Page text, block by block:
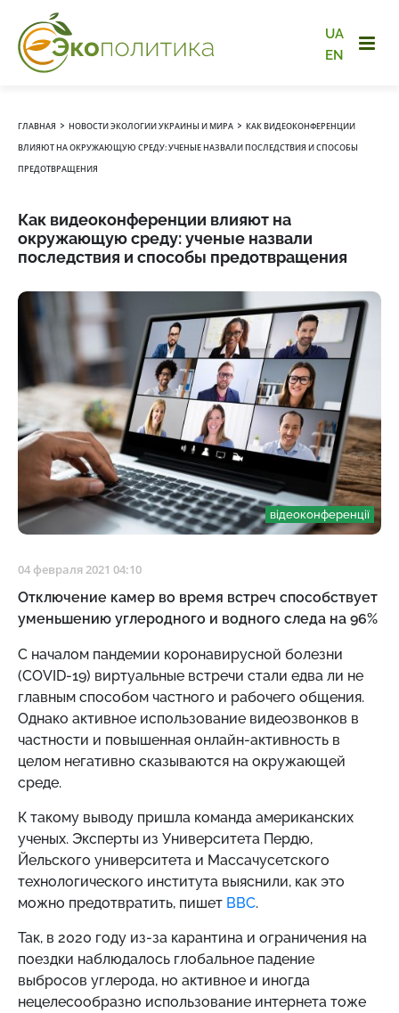
UA
EN
ГЛАВНАЯ › НОВОСТИ ЭКОЛОГИИ УКРАИНЫ И МИРА › КАК ВИДЕОКОНФЕРЕНЦИИ
ВЛИЯЮТ НА ОКРУЖАЮЩУЮ СРЕДУ: УЧЕНЫЕ НАЗВАЛИ ПОСЛЕДСТВИЯ И СПОСОБЫ
ПРЕДОТВРАЩЕНИЯ
Как видеоконференции влияют на
окружающую среду: ученые назвали
последствия и способы предотвращения
відеоконференції
04 февраля 2021 04:10
Отключение камер во время встреч способствует
уменьшению углеродного и водного следа на 96%
С началом пандемии коронавирусной болезни
(COVID-19) виртуальные встречи стали едва ли не
главным способом частного и рабочего общения.
Однако активное использование видеозвонков в
частности и повышенная онлайн-активность в
целом негативно сказываются на окружающей
среде.
К такому выводу пришла команда американских
ученых. Эксперты из Университета Пердю,
Йельского университета и Массачусетского
технологического института выяснили, как это
можно предотвратить, пишет BBC.
Так, в 2020 году из-за карантина и ограничения на
поездки наблюдалось глобальное падение
выбросов углерода, но активное и иногда
нецелесообразно использование интернета тоже